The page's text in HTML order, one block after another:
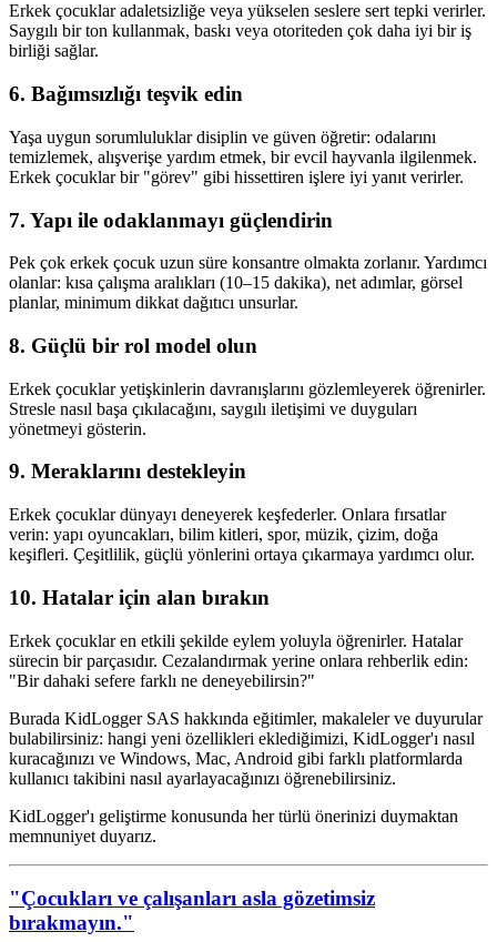
Erkek çocuklar adaletsizliğe veya yükselen seslere sert tepki verirler.
Saygılı bir ton kullanmak, baskı veya otoriteden çok daha iyi bir iş
birliği sağlar.
6. Bağımsızlığı teşvik edin
Yaşa uygun sorumluluklar disiplin ve güven öğretir: odalarını
temizlemek, alışverişe yardım etmek, bir evcil hayvanla ilgilenmek.
Erkek çocuklar bir "görev" gibi hissettiren işlere iyi yanıt verirler.
7. Yapı ile odaklanmayı güçlendirin
Pek çok erkek çocuk uzun süre konsantre olmakta zorlanır. Yardımcı
olanlar: kısa çalışma aralıkları (10–15 dakika), net adımlar, görsel
planlar, minimum dikkat dağıtıcı unsurlar.
8. Güçlü bir rol model olun
Erkek çocuklar yetişkinlerin davranışlarını gözlemleyerek öğrenirler.
Stresle nasıl başa çıkılacağını, saygılı iletişimi ve duyguları
yönetmeyi gösterin.
9. Meraklarını destekleyin
Erkek çocuklar dünyayı deneyerek keşfederler. Onlara fırsatlar
verin: yapı oyuncakları, bilim kitleri, spor, müzik, çizim, doğa
keşifleri. Çeşitlilik, güçlü yönlerini ortaya çıkarmaya yardımcı olur.
10. Hatalar için alan bırakın
Erkek çocuklar en etkili şekilde eylem yoluyla öğrenirler. Hatalar
sürecin bir parçasıdır. Cezalandırmak yerine onlara rehberlik edin:
"Bir dahaki sefere farklı ne deneyebilirsin?"
Burada KidLogger SAS hakkında eğitimler, makaleler ve duyurular
bulabilirsiniz: hangi yeni özellikleri eklediğimizi, KidLogger'ı nasıl
kuracağınızı ve Windows, Mac, Android gibi farklı platformlarda
kullanıcı takibini nasıl ayarlayacağınızı öğrenebilirsiniz.
KidLogger'ı geliştirme konusunda her türlü önerinizi duymaktan
memnuniyet duyarız.
"Çocukları ve çalışanları asla gözetimsiz
bırakmayın."